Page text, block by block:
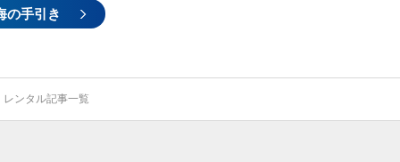
の手引き
レンタル記事一覧